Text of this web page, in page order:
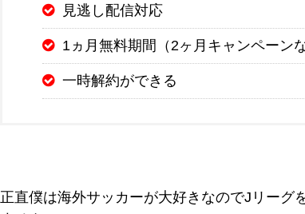
見逃し配信対応
1ヵ月無料期間（2ヶ月キャンペーン
一時解約ができる
正直僕は海外サッカーが大好きなのでJリーグ